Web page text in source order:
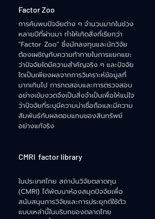
Factor Zoo
การค้นพบปัจจัยต่าง ๆ จำนวนมากในช่วง
หลายปีที่ผ่านมา ทำให้เกิดสิ่งที่เรียกว่า
"Factor Zoo" ซึ่งนักลงทุนและนักวิจัย
ต้องเผชิญกับความท้าทายในการแยกแยะ
ว่าปัจจัยใดมีความสำคัญจริง ๆ และปัจจัย
ใดเป็นเพียงผลจากการวิเคราะห์ข้อมูลที่
มากเกินไป การทดสอบและการตรวจสอบ
อย่างเข้มงวดจึงเป็นสิ่งจำเป็นเพื่อให้แน่ใจ
ว่าปัจจัยที่ระบุมีความน่าเชื่อถือและมีความ
สัมพันธ์กับผลตอบแทนของสินทรัพย์
อย่างแท้จริง
CMRI  factor library
ในประเทศไทย สถาบันวิจัยตลาดทุน
(CMRI) ได้พัฒนาห้องสมุดปัจจัยเพื่อ
สนับสนุนการวิจัยและการประยุกต์ใช้ตัว
แบบเหล่านี้ในบริบทของตลาดไทย